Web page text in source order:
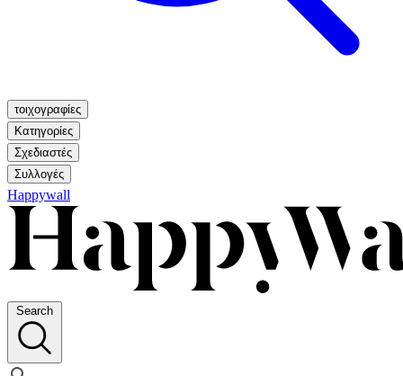
τοιχογραφίες
Κατηγορίες
Σχεδιαστές
Συλλογές
Happywall
Search